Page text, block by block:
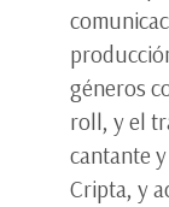
géneros
roll, y el
cantante
Cripta, y